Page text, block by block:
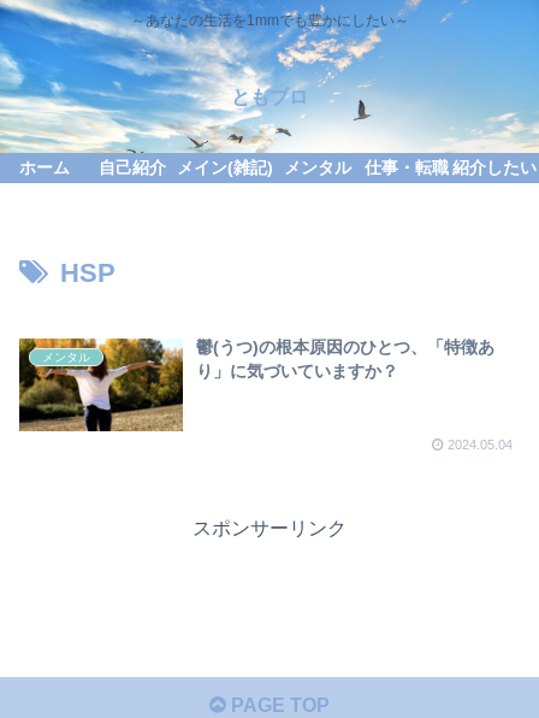
～あなたの生活を1mmでも豊かにしたい～
ともブロ
ホーム 自己紹介 メイン(雑記) メンタル 仕事・転職 紹介したい
HSP
メンタル
鬱(うつ)の根本原因のひとつ、「特徴あ
り」に気づいていますか？
2024.05.04
スポンサーリンク
PAGE TOP